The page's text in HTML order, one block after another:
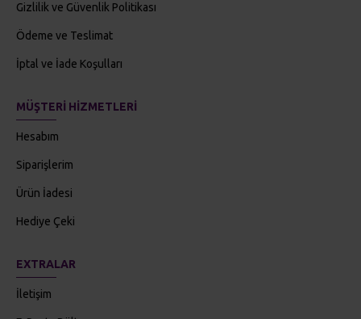
Gizlilik ve Güvenlik Politikası
Ödeme ve Teslimat
İptal ve İade Koşulları
MÜŞTERI HIZMETLERI
Hesabım
Siparişlerim
Ürün İadesi
Hediye Çeki
EXTRALAR
İletişim